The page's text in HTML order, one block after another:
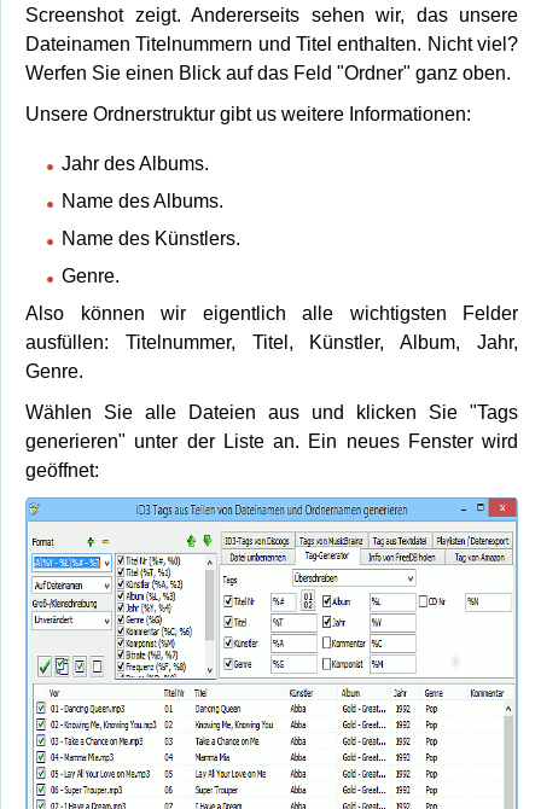
Screenshot zeigt. Andererseits sehen wir, das unsere
Dateinamen Titelnummern und Titel enthalten. Nicht viel?
Werfen Sie einen Blick auf das Feld "Ordner" ganz oben.
Unsere Ordnerstruktur gibt us weitere Informationen:
Jahr des Albums.
Name des Albums.
Name des Künstlers.
Genre.
Also können wir eigentlich alle wichtigsten Felder
ausfüllen: Titelnummer, Titel, Künstler, Album, Jahr,
Genre.
Wählen Sie alle Dateien aus und klicken Sie "Tags
generieren" unter der Liste an. Ein neues Fenster wird
geöffnet: